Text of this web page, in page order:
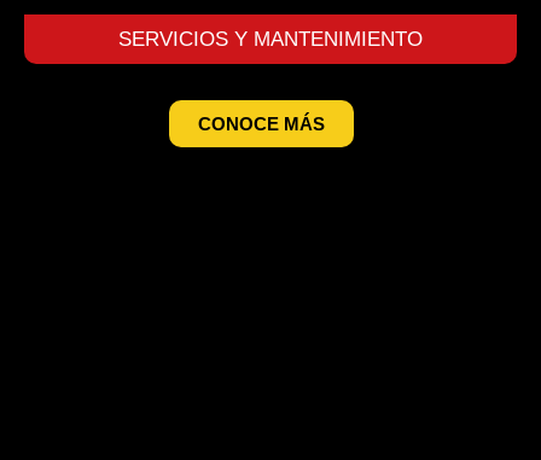
SERVICIOS Y MANTENIMIENTO
CONOCE MÁS